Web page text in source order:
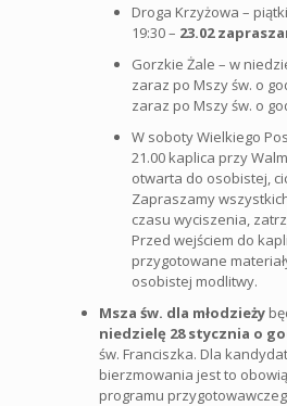
Droga Krzyżowa –
19:30 – 23.02
Gorzkie Żale – w
zaraz po Mszy św. o
zaraz po Mszy św. o
W soboty Wielkiego
21.00 kaplica przy
otwarta do osobistej,
Zapraszamy
czasu wyciszenia,
Przed wejściem do
przygotowane
osobistej modlitwy.
Msza św. dla młodzieży
niedzielę 28 stycznia o
św. Franciszka. Dla
bierzmowania jest to
programu